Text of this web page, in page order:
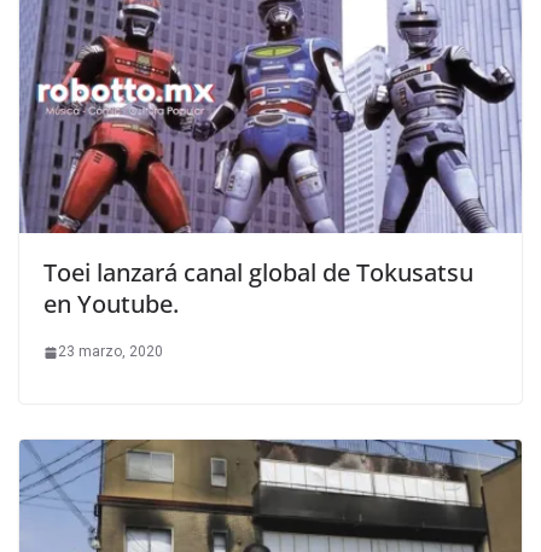
Toei lanzará canal global de Tokusatsu
en Youtube.
23 marzo, 2020